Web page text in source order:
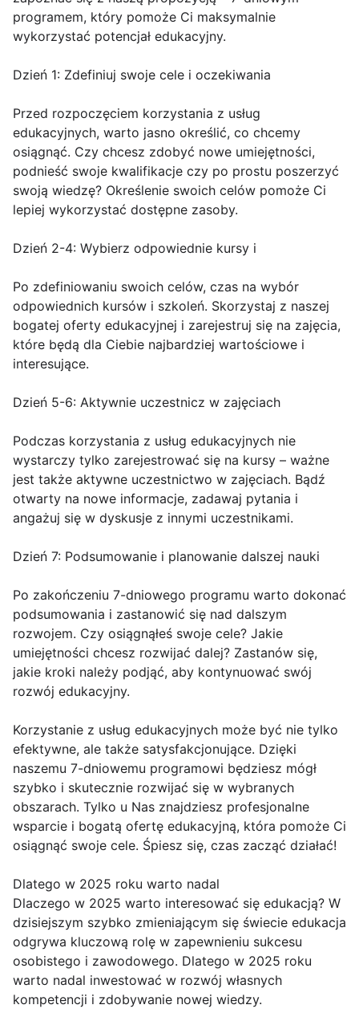
programem, który pomoże Ci maksymalnie
wykorzystać potencjał edukacyjny.
Dzień 1: Zdefiniuj swoje cele i oczekiwania
Przed rozpoczęciem korzystania z usług
edukacyjnych, warto jasno określić, co chcemy
osiągnąć. Czy chcesz zdobyć nowe umiejętności,
podnieść swoje kwalifikacje czy po prostu poszerzyć
swoją wiedzę? Określenie swoich celów pomoże Ci
lepiej wykorzystać dostępne zasoby.
Dzień 2-4: Wybierz odpowiednie kursy i
Po zdefiniowaniu swoich celów, czas na wybór
odpowiednich kursów i szkoleń. Skorzystaj z naszej
bogatej oferty edukacyjnej i zarejestruj się na zajęcia,
które będą dla Ciebie najbardziej wartościowe i
interesujące.
Dzień 5-6: Aktywnie uczestnicz w zajęciach
Podczas korzystania z usług edukacyjnych nie
wystarczy tylko zarejestrować się na kursy – ważne
jest także aktywne uczestnictwo w zajęciach. Bądź
otwarty na nowe informacje, zadawaj pytania i
angażuj się w dyskusje z innymi uczestnikami.
Dzień 7: Podsumowanie i planowanie dalszej nauki
Po zakończeniu 7-dniowego programu warto dokonać
podsumowania i zastanowić się nad dalszym
rozwojem. Czy osiągnąłeś swoje cele? Jakie
umiejętności chcesz rozwijać dalej? Zastanów się,
jakie kroki należy podjąć, aby kontynuować swój
rozwój edukacyjny.
Korzystanie z usług edukacyjnych może być nie tylko
efektywne, ale także satysfakcjonujące. Dzięki
naszemu 7-dniowemu programowi będziesz mógł
szybko i skutecznie rozwijać się w wybranych
obszarach. Tylko u Nas znajdziesz profesjonalne
wsparcie i bogatą ofertę edukacyjną, która pomoże Ci
osiągnąć swoje cele. Śpiesz się, czas zacząć działać!
Dlatego w 2025 roku warto nadal
Dlaczego w 2025 warto interesować się edukacją? W
dzisiejszym szybko zmieniającym się świecie edukacja
odgrywa kluczową rolę w zapewnieniu sukcesu
osobistego i zawodowego. Dlatego w 2025 roku
warto nadal inwestować w rozwój własnych
kompetencji i zdobywanie nowej wiedzy.